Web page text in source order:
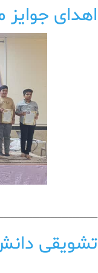
اهدای جوایز
تشویقی